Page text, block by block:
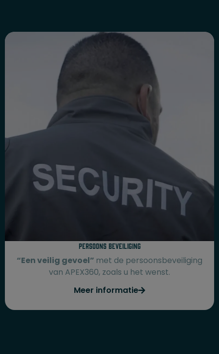
Persoons beveiliging​
“Een veilig gevoel” met de persoonsbeveiliging
van APEX360, zoals u het wenst.
Meer informatie